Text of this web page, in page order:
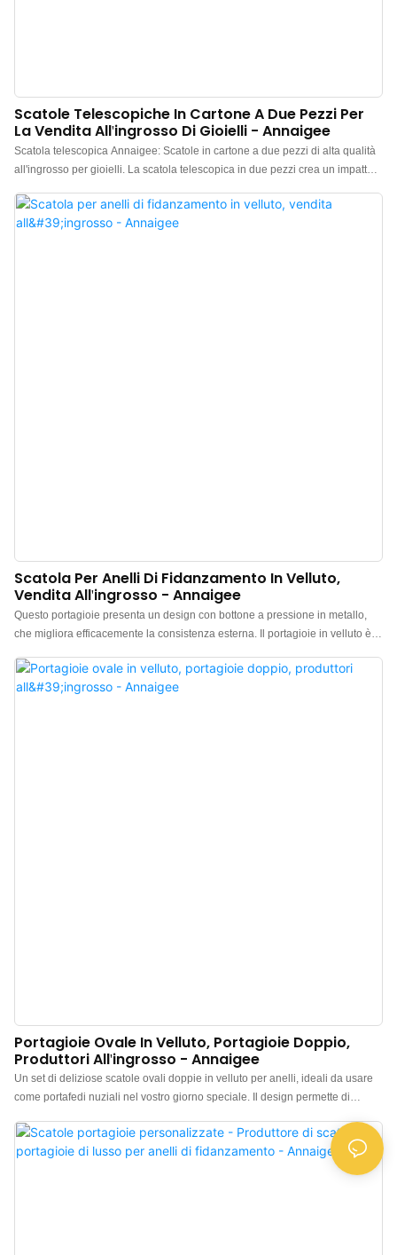
Scatole Telescopiche In Cartone A Due Pezzi Per
La Vendita All'ingrosso Di Gioielli - Annaigee
Scatola telescopica Annaigee: Scatole in cartone a due pezzi di alta qualità
all'ingrosso per gioielli. La scatola telescopica in due pezzi crea un impatto
adatta per i regali. La scatola in due pezzi è esteticamente gradevole e
conveniente, il che rappresenta il suo principale vantaggio rispetto ad altri
Scatola Per Anelli Di Fidanzamento In Velluto,
Vendita All'ingrosso - Annaigee
Questo portagioie presenta un design con bottone a pressione in metallo,
che migliora efficacemente la consistenza esterna. Il portagioie in velluto è
con un interno in morbido tessuto di velluto a contrasto che dona un tocco di
colore ogni volta che lo si apre. Abbinato a un coperchio e una base in carta
Portagioie Ovale In Velluto, Portagioie Doppio,
Produttori All'ingrosso - Annaigee
Un set di deliziose scatole ovali doppie in velluto per anelli, ideali da usare
come portafedi nuziali nel vostro giorno speciale. Il design permette di
contenere anche fino a 2 paia di orecchini. Disponibile in vari colori per una
spedizione rapida. Portafedi nuziali: Scatola ovale standard per anelli nuziali
con una bellissima texture. Ha spazio per un anello da uomo o da donna,